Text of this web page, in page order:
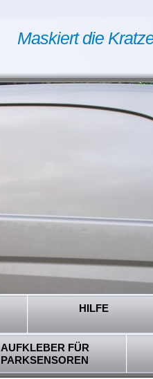
Maskiert die
HILFE
AUFKLEBER FÜR
PARKSENSOREN